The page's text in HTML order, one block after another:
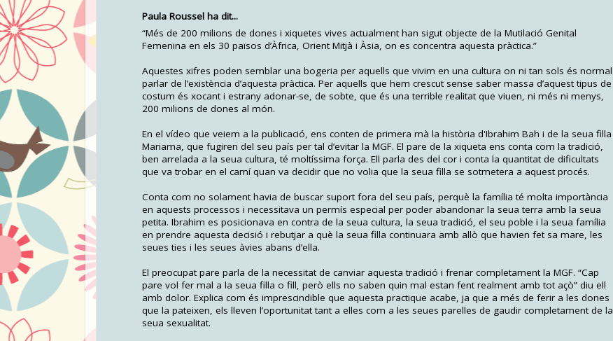
Paula Roussel ha dit...
“Més de 200 milions de dones i xiquetes vives actualment han sigut objecte de la Mutilació Genital
Femenina en els 30 països d’Àfrica, Orient Mitjà i Àsia, on es concentra aquesta pràctica.”
Aquestes xifres poden semblar una bogeria per aquells que vivim en una cultura on ni tan sols és normal
parlar de l’existència d’aquesta pràctica. Per aquells que hem crescut sense saber massa d’aquest tipus de
costum és xocant i estrany adonar-se, de sobte, que és una terrible realitat que viuen, ni més ni menys,
200 milions de dones al món.
En el vídeo que veiem a la publicació, ens conten de primera mà la història d'Ibrahim Bah i de la seua filla
Mariama, que fugiren del seu país per tal d’evitar la MGF. El pare de la xiqueta ens conta com la tradició,
ben arrelada a la seua cultura, té moltíssima força. Ell parla des del cor i conta la quantitat de dificultats
que va trobar en el camí quan va decidir que no volia que la seua filla se sotmetera a aquest procés.
Conta com no solament havia de buscar suport fora del seu país, perquè la família té molta importància
en aquests processos i necessitava un permís especial per poder abandonar la seua terra amb la seua
petita. Ibrahim es posicionava en contra de la seua cultura, la seua tradició, el seu poble i la seua família
en prendre aquesta decisió i rebutjar a què la seua filla continuara amb allò que havien fet sa mare, les
seues ties i les seues àvies abans d’ella.
El preocupat pare parla de la necessitat de canviar aquesta tradició i frenar completament la MGF. “Cap
pare vol fer mal a la seua filla o fill, però ells no saben quin mal estan fent realment amb tot açò” diu ell
amb dolor. Explica com és imprescindible que aquesta practique acabe, ja que a més de ferir a les dones
que la pateixen, els lleven l’oportunitat tant a elles com a les seues parelles de gaudir completament de la
seua sexualitat.